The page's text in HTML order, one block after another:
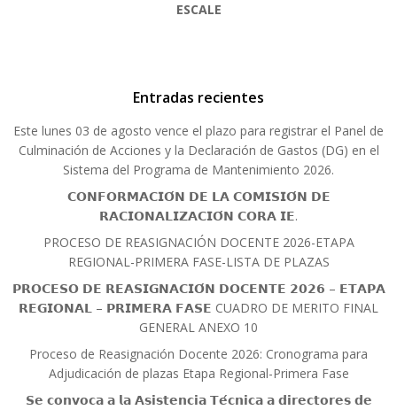
ESCALE
Entradas recientes
Este lunes 03 de agosto vence el plazo para registrar el Panel de
Culminación de Acciones y la Declaración de Gastos (DG) en el
Sistema del Programa de Mantenimiento 2026.
𝗖𝗢𝗡𝗙𝗢𝗥𝗠𝗔𝗖𝗜𝗢́𝗡 𝗗𝗘 𝗟𝗔 𝗖𝗢𝗠𝗜𝗦𝗜𝗢́𝗡 𝗗𝗘
𝗥𝗔𝗖𝗜𝗢𝗡𝗔𝗟𝗜𝗭𝗔𝗖𝗜𝗢́𝗡 𝗖𝗢𝗥𝗔 𝗜𝗘.
PROCESO DE REASIGNACIÓN DOCENTE 2026-ETAPA
REGIONAL-PRIMERA FASE-LISTA DE PLAZAS
𝗣𝗥𝗢𝗖𝗘𝗦𝗢 𝗗𝗘 𝗥𝗘𝗔𝗦𝗜𝗚𝗡𝗔𝗖𝗜𝗢́𝗡 𝗗𝗢𝗖𝗘𝗡𝗧𝗘 𝟮𝟬𝟮𝟲 – 𝗘𝗧𝗔𝗣𝗔
𝗥𝗘𝗚𝗜𝗢𝗡𝗔𝗟 – 𝗣𝗥𝗜𝗠𝗘𝗥𝗔 𝗙𝗔𝗦𝗘 CUADRO DE MERITO FINAL
GENERAL ANEXO 10
Proceso de Reasignación Docente 2026: Cronograma para
Adjudicación de plazas Etapa Regional-Primera Fase
𝗦𝗲 𝗰𝗼𝗻𝘃𝗼𝗰𝗮 𝗮 𝗹𝗮 𝗔𝘀𝗶𝘀𝘁𝗲𝗻𝗰𝗶𝗮 𝗧𝗲́𝗰𝗻𝗶𝗰𝗮 𝗮 𝗱𝗶𝗿𝗲𝗰𝘁𝗼𝗿𝗲𝘀 𝗱𝗲